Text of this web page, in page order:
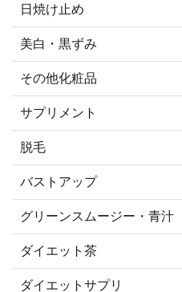
日焼け止め
美白・黒ずみ
その他化粧品
サプリメント
脱毛
バストアップ
グリーンスムージー・青汁
ダイエット茶
ダイエットサプリ